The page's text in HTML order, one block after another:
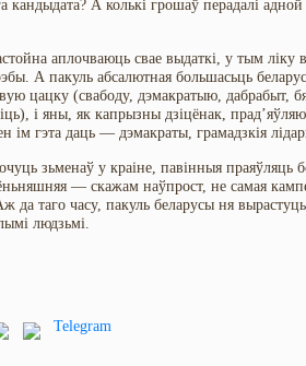
кандыдата? А колькі грошаў перадалі
аплочваюць свае выдаткі, у тым ліку
А пакуль абсалютная большасьць
цацку (свабоду, дэмакратыю, дабрабыт,
і яны, як капрызны дзіцёнак,
ім гэта даць — дэмакраты, грамадзкія
зьменаў у краіне, павінныя праяўляць
— скажам наўпрост, не самая
да таго часу, пакуль беларусы ня
людзьмі.
Telegram